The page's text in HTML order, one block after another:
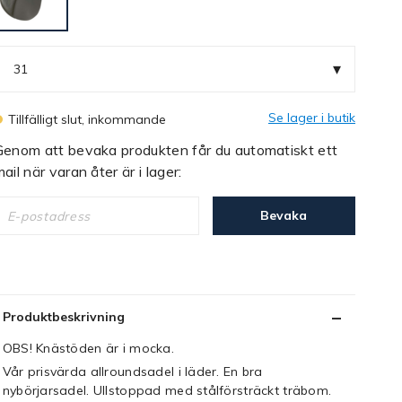
31 ▾
Tillfälligt slut, inkommande Se lager i butik
att bevaka produkten får du automatiskt ett
när varan åter är i lager:
Bevaka
Produktbeskrivning
OBS! Knästöden är i mocka.
Vår prisvärda allroundsadel i läder. En bra
nybörjarsadel. Ullstoppad med stålförsträckt träbom.